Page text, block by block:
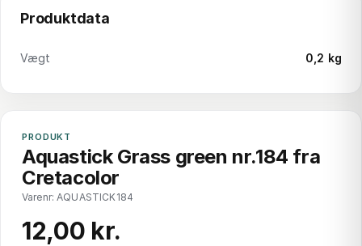
Produktdata
Vægt 0,2 kg
PRODUKT
Aquastick Grass green nr.184 fra
Cretacolor
Varenr: AQUASTICK184
12,00 kr.